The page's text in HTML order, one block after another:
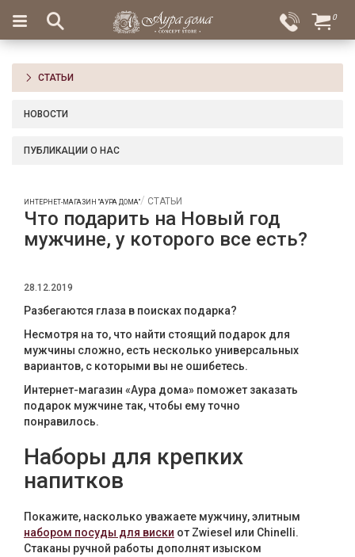
Вход
Избранное
×
Салоны
Доставка
Оплата
для
Бар
хрусталь
Сервировка
Столовые
приборы
Текстиль
Фарфор
Бренды
0
СТАТЬИ
НОВОСТИ
ПУБЛИКАЦИИ О НАС
ИНТЕРНЕТ-МАГАЗИН "АУРА ДОМА" СТАТЬИ
Что подарить на Новый год
мужчине, у которого все есть?
28.12.2019
Разбегаются глаза в поисках подарка?
Несмотря на то, что найти стоящий подарок для
мужчины сложно, есть несколько универсальных
вариантов, с которыми вы не ошибетесь.
Интернет-магазин «Аура дома» поможет заказать
подарок мужчине так, чтобы ему точно
понравилось.
Наборы для крепких
напитков
Покажите, насколько уважаете мужчину, элитным
набором посуды для виски от Zwiesel или Chinelli.
Стаканы ручной работы дополнят изыском